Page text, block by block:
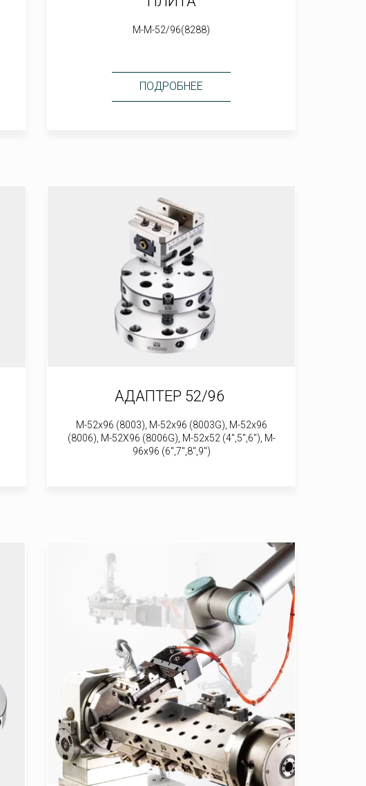
M-M-52/96(8288)
ПОДРОБНЕЕ
АДАПТЕР 52/96
M-52x96 (8003), M-52x96 (8003G), M-52x96
(8006), M-52X96 (8006G), M-52x52 (4",5",6"), M-
96x96 (6",7",8",9")